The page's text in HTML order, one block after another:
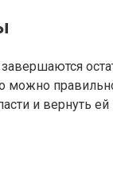
можно
и вернуть